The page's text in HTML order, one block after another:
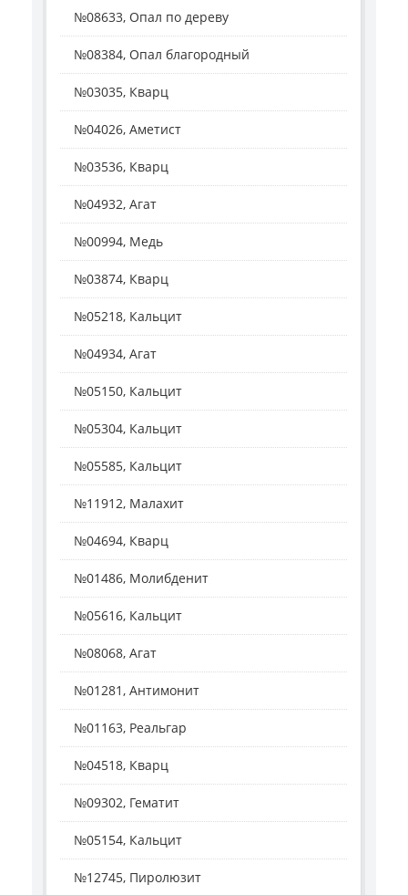
№08633, Опал по дереву
№08384, Опал благородный
№03035, Кварц
№04026, Аметист
№03536, Кварц
№04932, Агат
№00994, Медь
№03874, Кварц
№05218, Кальцит
№04934, Агат
№05150, Кальцит
№05304, Кальцит
№05585, Кальцит
№11912, Малахит
№04694, Кварц
№01486, Молибденит
№05616, Кальцит
№08068, Агат
№01281, Антимонит
№01163, Реальгар
№04518, Кварц
№09302, Гематит
№05154, Кальцит
№12745, Пиролюзит